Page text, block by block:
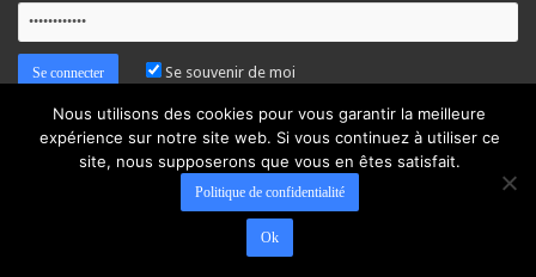
Se souvenir de moi
Mot de passe oublié ?
Nous utilisons des cookies pour vous garantir la meilleure
expérience sur notre site web. Si vous continuez à utiliser ce
site, nous supposerons que vous en êtes satisfait.
Politique de confidentialité
Ok